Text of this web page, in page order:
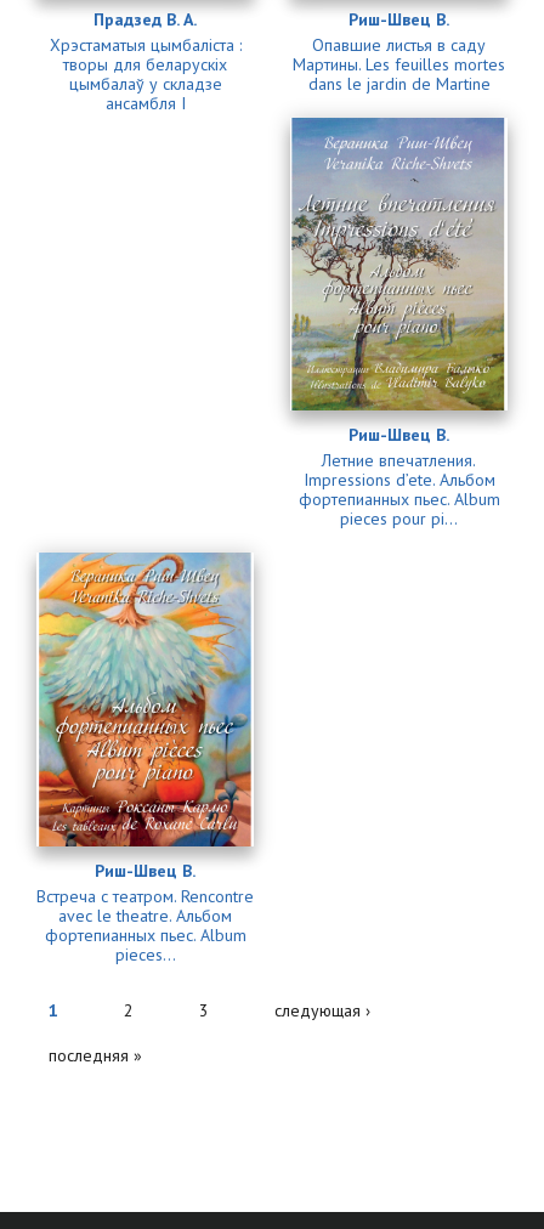
Прадзед В. А.
Хрэстаматыя цымбаліста :
творы для беларускіх
цымбалаў у складзе
ансамбля I
Риш-Швец В.
Опавшие листья в саду
Мартины. Les feuilles mortes
dans le jardin de Martine
Риш-Швец В.
Летние впечатления.
Impressions d’ete. Альбом
фортепианных пьес. Album
pieces pour pi...
Риш-Швец В.
Встреча с театром. Rencontre
avec le theatre. Альбом
фортепианных пьес. Album
pieces...
1 2 3 следующая ›
последняя »